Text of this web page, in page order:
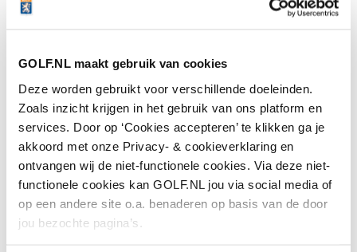
GOLF.NL maakt gebruik van cookies
Deze worden gebruikt voor verschillende doeleinden.
Zoals inzicht krijgen in het gebruik van ons platform en
services. Door op ‘Cookies accepteren’ te klikken ga je
akkoord met onze Privacy- & cookieverklaring en
ontvangen wij de niet-functionele cookies. Via deze niet-
functionele cookies kan GOLF.NL jou via social media of
op een andere site o.a. benaderen op basis van de door
jou bezochte pagina’s.
Wijzig je instelling
en accepteer marketing
cookies om deze inhoud te kunnen bekijken.
Andere Nederlanders boven par
Rowin Caron, Reinier Saxton en Sven Maurits
beëindigden hun toernooi niet zoals ze hadden
gehoopt. Caron sloeg in zijn laatste rondgang twee
birdies en drie bogeys voor een 73 en -7. Het was